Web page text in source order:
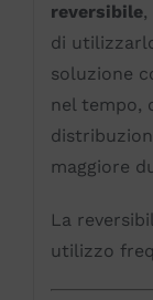
reversibile,
di
soluzione
nel tempo,
maggiore
La
utilizzo